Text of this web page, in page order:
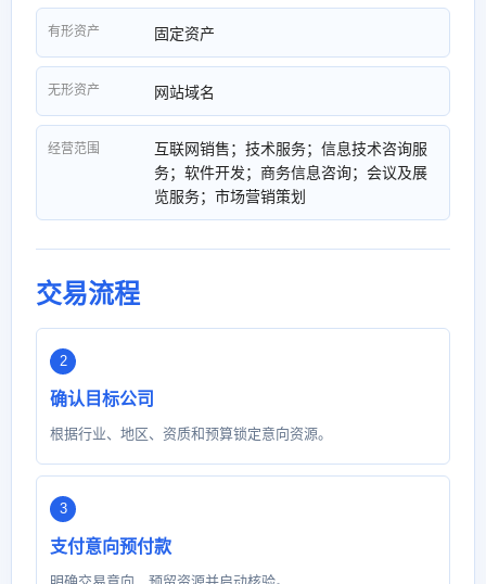
有形资产 固定资产
无形资产 网站域名
经营范围
互联网销售；技术服务；信息技术咨询服
务；软件开发；商务信息咨询；会议及展
览服务；市场营销策划
交易流程
确认目标公司
根据行业、地区、资质和预算锁定意向资源。
支付意向预付款